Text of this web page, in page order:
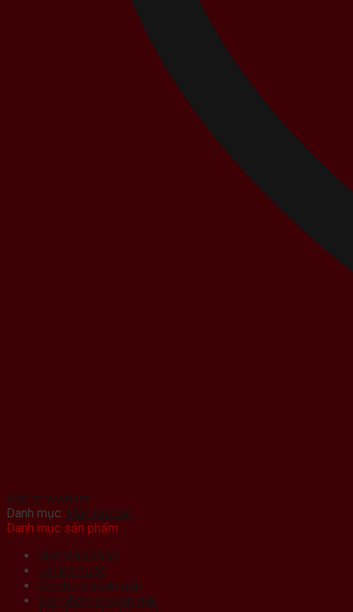
Add to wishlist
Danh mục: Máy rửa bát
Danh mục sản phẩm
Ghế MASSAGE
Lõi lọc nước
Combo khuyến mãi
Sản phẩm khuyến mãi